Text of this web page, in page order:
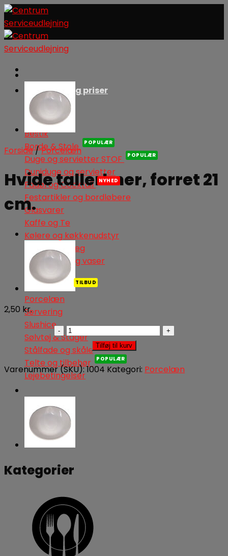
Skip
to
content
Produkter og priser
Bestik
Borde & Stole
Duge og servietter STOF
Duniduge og servietter
Fadøl og Cocktail
Festartikler og bordløbere
Glasvarer
Kaffe og Te
Kølere og køkkenudstyr
Lyd & lysanlæg
Lysestager og vaser
Øvrigt
Festpakker
Porcelæn
Servering
Slushice
Sølvtøj & Stager
Stålfade og skåle
Telte og tilbehør
Lejebetingelser
Forside/Porcelæn
Hvide tallerkner, forret 21
cm.
2,50 kr.
Hvide
tallerkner,
forret
21
cm.
Tilføj til kurv
Varenummer (SKU):1004 Kategori: Porcelæn
Kategorier